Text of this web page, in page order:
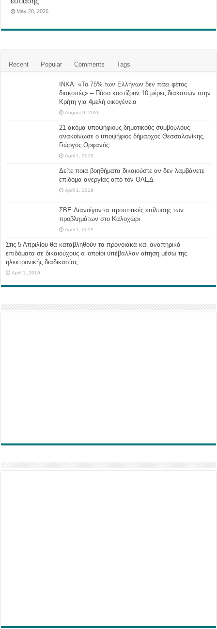
May 28, 2026
Recent Popular Comments Tags
ΙΝΚΑ: «Το 75% των Ελλήνων δεν πάει φέτος
διακοπές» – Πόσο κοστίζουν 10 μέρες διακοπών στην
Κρήτη για 4μελή οικογένεια
August 9, 2026
21 ακόμα υποψήφιους δημοτικούς συμβούλους
ανακοίνωσε ο υποψήφιος δήμαρχος Θεσσαλονίκης,
Γιώργος Ορφανός
April 1, 2019
Δείτε ποια βοηθήματα δικαιούστε αν δεν λαμβάνετε
επίδομα ανεργίας από τον ΟΑΕΔ
April 1, 2019
ΣΒΕ:Διανοίγονται προοπτικές επίλυσης των
προβλημάτων στο Καλοχώρι
April 1, 2019
Στις 5 Απριλίου θα καταβληθούν τα προνοιακά και αναπηρικά
επιδόματα σε δικαιούχους οι οποίοι υπέβαλλαν αίτηση μέσω της
ηλεκτρονικής διαδικασίας
April 1, 2019